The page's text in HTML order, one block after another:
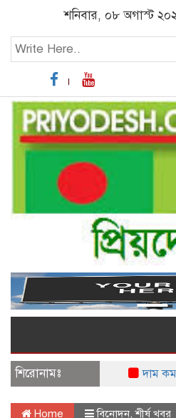
শনিবার, ০৮ অগাস্ট
শিরোনামঃ
দাম কমার
Home বিনোদন ,শীর্ষ খবর